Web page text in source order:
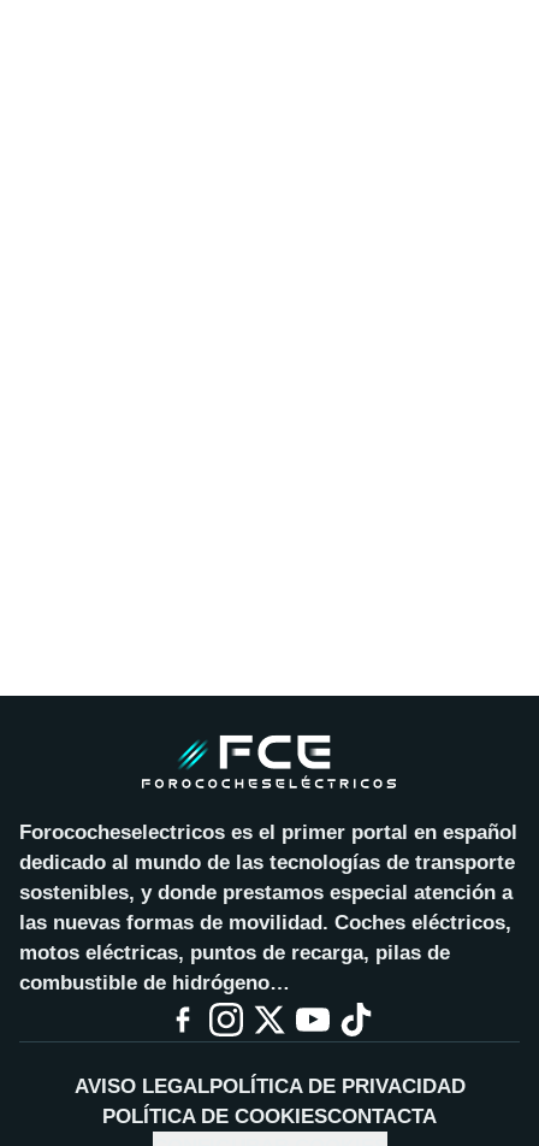
Forococheselectricos es el primer portal en español
dedicado al mundo de las tecnologías de transporte
sostenibles, y donde prestamos especial atención a
las nuevas formas de movilidad. Coches eléctricos,
motos eléctricas, puntos de recarga, pilas de
combustible de hidrógeno…
AVISO LEGALPOLÍTICA DE PRIVACIDAD
POLÍTICA DE COOKIESCONTACTA